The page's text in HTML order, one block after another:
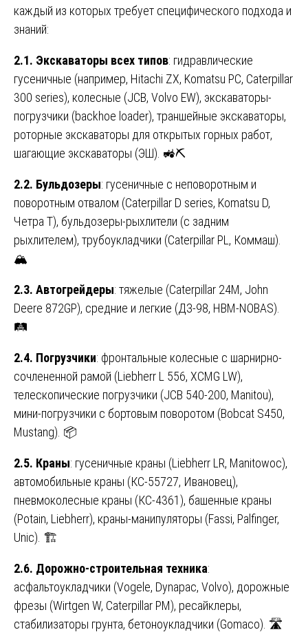
каждый из которых требует специфического подхода и
знаний:
2.1. Экскаваторы всех типов: гидравлические
гусеничные (например, Hitachi ZX, Komatsu PC, Caterpillar
300 series), колесные (JCB, Volvo EW), экскаваторы-
погрузчики (backhoe loader), траншейные экскаваторы,
роторные экскаваторы для открытых горных работ,
шагающие экскаваторы (ЭШ). 🚜⛏️
2.2. Бульдозеры: гусеничные с неповоротным и
поворотным отвалом (Caterpillar D series, Komatsu D,
Четра Т), бульдозеры-рыхлители (с задним
рыхлителем), трубоукладчики (Caterpillar PL, Коммаш).
🏔️
2.3. Автогрейдеры: тяжелые (Caterpillar 24M, John
Deere 872GP), средние и легкие (ДЗ-98, HBM-NOBAS).
🛤️
2.4. Погрузчики: фронтальные колесные с шарнирно-
сочлененной рамой (Liebherr L 556, XCMG LW),
телескопические погрузчики (JCB 540-200, Manitou),
мини-погрузчики с бортовым поворотом (Bobcat S450,
Mustang). 📦
2.5. Краны: гусеничные краны (Liebherr LR, Manitowoc),
автомобильные краны (КС-55727, Ивановец),
пневмоколесные краны (КС-4361), башенные краны
(Potain, Liebherr), краны-манипуляторы (Fassi, Palfinger,
Unic). 🏗️
2.6. Дорожно-строительная техника:
асфальтоукладчики (Vogele, Dynapac, Volvo), дорожные
фрезы (Wirtgen W, Caterpillar PM), ресайклеры,
стабилизаторы грунта, бетоноукладчики (Gomaco). 🛣️